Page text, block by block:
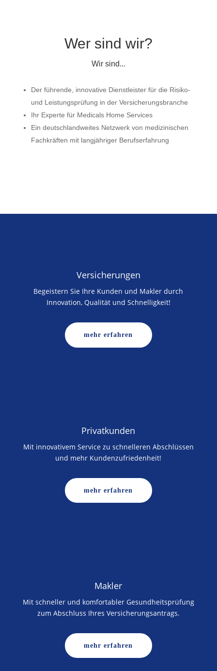
Wer sind wir?
Wir sind...
Der führende, innovative Dienstleister für die Risiko-
und Leistungsprüfung in der Versicherungsbranche
Ihr Experte für Medicals Home Services
Ein deutschlandweites Netzwerk von medizinischen
Fachkräften mit langjähriger Berufserfahrung
Versicherungen
Begeistern Sie Ihre Kunden und Makler durch
Innovation, Qualität und Schnelligkeit!
mehr erfahren
Privatkunden
Mit innovativem Service zu schnelleren Abschlüssen
und mehr Kundenzufriedenheit!
mehr erfahren
Makler
Mit schneller und komfortabler Gesundheitsprüfung
zum Abschluss Ihres Versicherungsantrags.
mehr erfahren